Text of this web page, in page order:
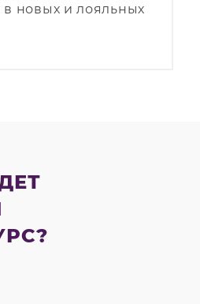
новых и лояльных